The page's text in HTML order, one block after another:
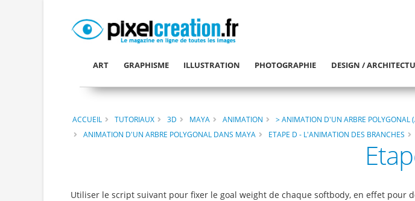
ART GRAPHISME ILLUSTRATION PHOTOGRAPHIE DESIGN /
ACCUEIL TUTORIAUX 3D MAYA ANIMATION
> ANIMATION D'UN ARBRE POLYGONAL
ANIMATION D'UN ARBRE POLYGONAL DANS MAYA
ETAPE D - L'ANIMATION DES BRANCHES
Utiliser le script suivant pour fixer le goal weight de chaque softbody, en effet